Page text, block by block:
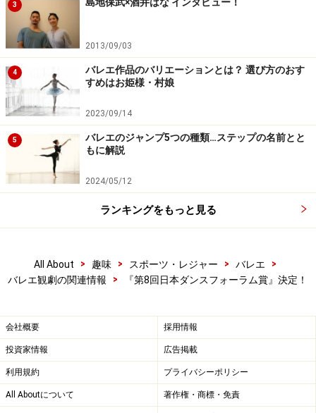
3 島地保武×酒井はな インタビュー！
2013/09/03
4
バレエ作品のバリエーションとは？ 選び方のおす
すめはお姫様・村娘
2023/09/14
5
バレエのジャンプ5つの種類…ステップの名前とと
もに解説
2024/05/12
ランキングをもっと見る
All About > 趣味 > スポーツ・レジャー > バレエ
>
バレエ観劇の関連情報
> 『第8回日本ダンスフォーラム賞』決定！
会社概要 採用情報
投資家情報 広告掲載
利用規約 プライバシーポリシー
All Aboutについて 著作権・商標・免責